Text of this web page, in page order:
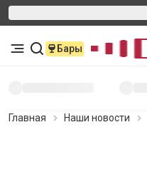
Бары
Главная Наши новости